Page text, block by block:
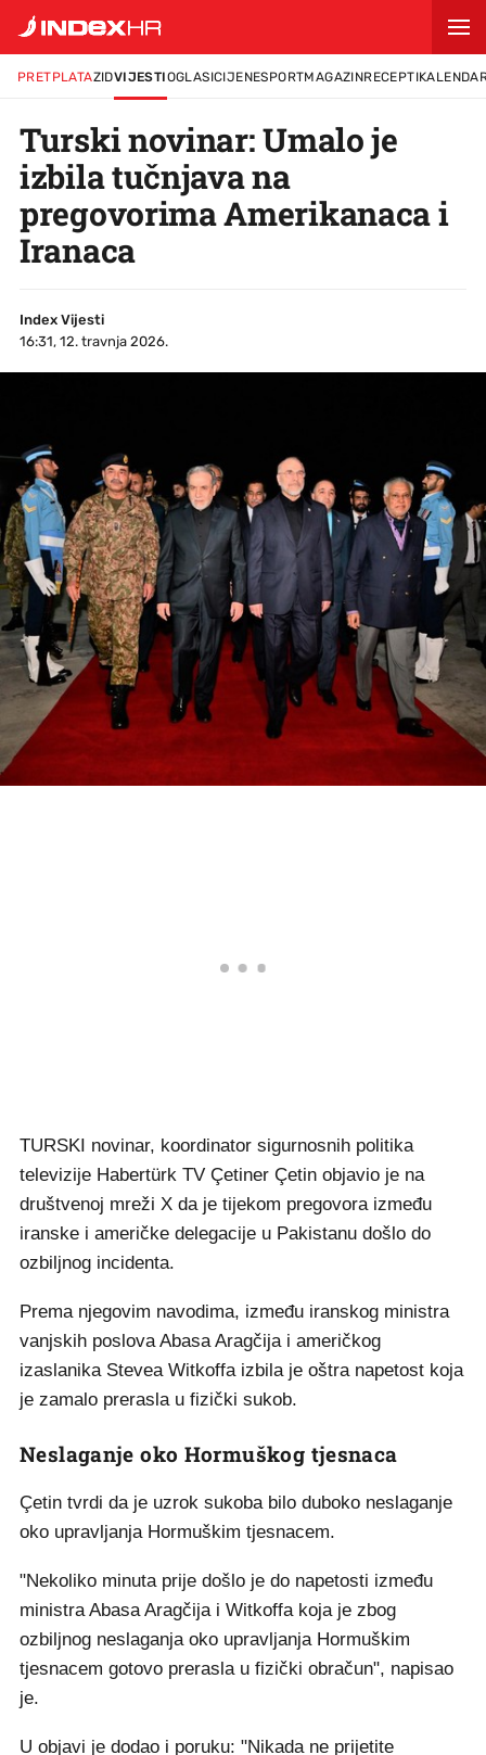
PRETPLATAZIDVIJESTIOGLASICIJENESPORTMAGAZINRECEPTI
Turski novinar: Umalo je
izbila tučnjava na
pregovorima Amerikanaca i
Iranaca
Index Vijesti
16:31, 12. travnja 2026.
TURSKI novinar, koordinator sigurnosnih politika
televizije Habertürk TV Çetiner Çetin objavio je na
društvenoj mreži X da je tijekom pregovora između
iranske i američke delegacije u Pakistanu došlo do
ozbiljnog incidenta.
Prema njegovim navodima, između iranskog ministra
vanjskih poslova Abasa Aragčija i američkog
izaslanika Stevea Witkoffa izbila je oštra napetost koja
je zamalo prerasla u fizički sukob.
Neslaganje oko Hormuškog tjesnaca
Çetin tvrdi da je uzrok sukoba bilo duboko neslaganje
oko upravljanja Hormuškim tjesnacem.
"Nekoliko minuta prije došlo je do napetosti između
ministra Abasa Aragčija i Witkoffa koja je zbog
ozbiljnog neslaganja oko upravljanja Hormuškim
tjesnacem gotovo prerasla u fizički obračun", napisao
je.
U objavi je dodao i poruku: "Nikada ne prijetite